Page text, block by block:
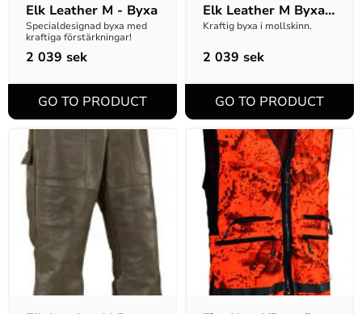
Elk Leather M - Byxa
Specialdesignad byxa med
kraftiga förstärkningar!
2 039 sek
Elk Leather M Byxa
- D-storlek
Kraftig byxa i mollskinn.
2 039 sek